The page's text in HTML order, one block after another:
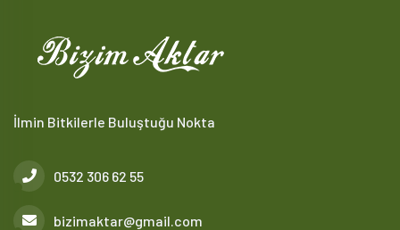
İlmin Bitkilerle Buluştuğu Nokta
0532 306 62 55
bizimaktar@gmail.com